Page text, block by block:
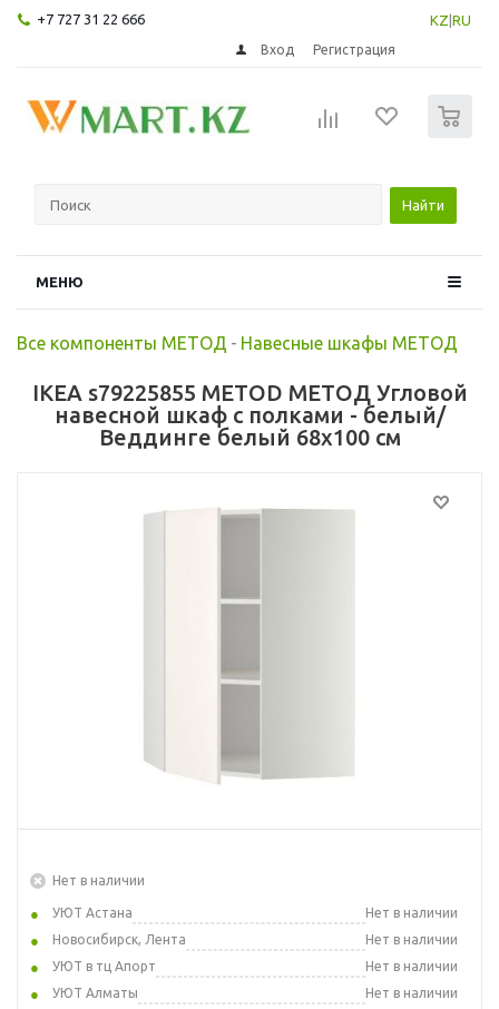
+7 727 31 22 666 KZ RU
Вход Регистрация
Найти
МЕНЮ
Все компоненты МЕТОД - Навесные шкафы МЕТОД
IKEA s79225855 METOD МЕТОД Угловой
навесной шкаф с полками - белый/
Веддинге белый 68x100 см
Нет в наличии
УЮТ Астана
Нет в наличии
Новосибирск, Лента
Нет в наличии
УЮТ в тц Апорт
Нет в наличии
УЮТ Алматы
Нет в наличии